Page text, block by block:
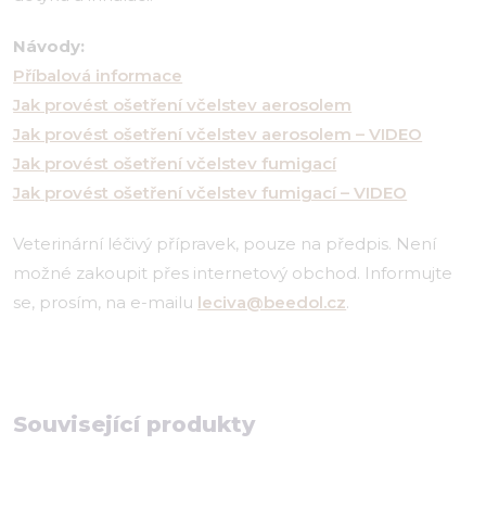
Návody:
Příbalová informace
Jak provést ošetření včelstev aerosolem
Jak provést ošetření včelstev aerosolem – VIDEO
Jak provést ošetření včelstev fumigací
Jak provést ošetření včelstev fumigací – VIDEO
Veterinární léčivý přípravek, pouze na předpis. Není
možné zakoupit přes internetový obchod. Informujte
se, prosím, na e-mailu leciva@beedol.cz.
Související produkty